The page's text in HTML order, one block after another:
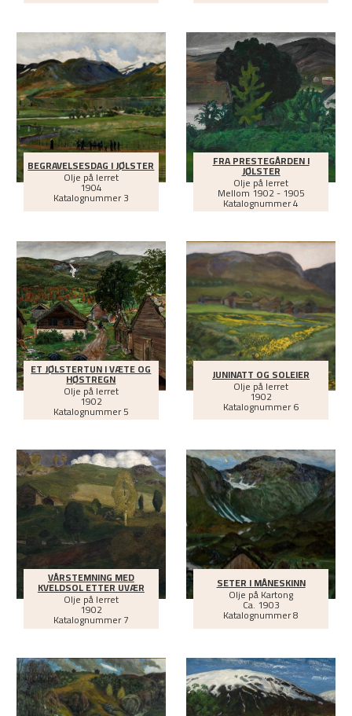
BEGRAVELSESDAG I JØLSTER
Olje på lerret
1904
Katalognummer 3
FRA PRESTEGÅRDEN I
JØLSTER
Olje på lerret
Mellom 1902 - 1905
Katalognummer 4
ET JØLSTERTUN I VÆTE OG
HØSTREGN
Olje på lerret
1902
Katalognummer 5
JUNINATT OG SOLEIER
Olje på lerret
1902
Katalognummer 6
VÅRSTEMNING MED
KVELDSOL ETTER UVÆR
Olje på lerret
1902
Katalognummer 7
SETER I MÅNESKINN
Olje på Kartong
Ca. 1903
Katalognummer 8